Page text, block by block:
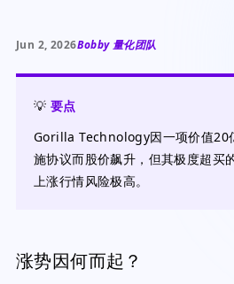
Jun 2, 2026Bobby 量化团队
💡 要点
Gorilla Technology因一项价值20
施协议而股价飙升，但其极度超买
上涨行情风险极高。
涨势因何而起？